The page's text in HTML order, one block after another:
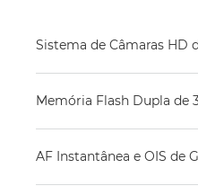
Sistema de Câmaras HD
Memória Flash Dupla de
AF Instantânea e OIS de